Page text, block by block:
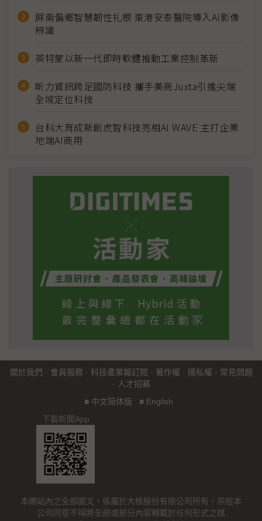
屏南偏鄉智慧韌性扎根 東港安泰醫院導入AI影像
辨識
英特蒙以新一代即時軟體推動工業控制革新
昕力資訊跨足國防科技 攜手美商Juxta引進尖端
全域定位科技
台科大育成新創虎智科技亮相AI WAVE 主打企業
地端AI商用
關於我們 · 會員服務 · 科技產業報訂閱 · 著作權 · 隱私權 · 常見問題
· 人才招募
■ 中文简体版 ■ English
下載新聞App
本網站內之全部圖文，係屬於大椽股份有限公司所有，非經本
公司同意不得將全部或部分內容轉載於任何形式之媒